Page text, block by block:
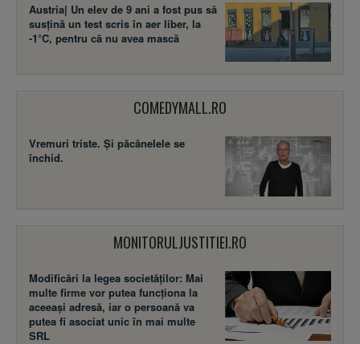
Austria| Un elev de 9 ani a fost pus să
susţină un test scris în aer liber, la
-1°C, pentru că nu avea mască
COMEDYMALL.RO
Vremuri triste. Şi păcănelele se
închid.
MONITORULJUSTITIEI.RO
Modificări la legea societăţilor: Mai
multe firme vor putea funcţiona la
aceeaşi adresă, iar o persoană va
putea fi asociat unic în mai multe
SRL